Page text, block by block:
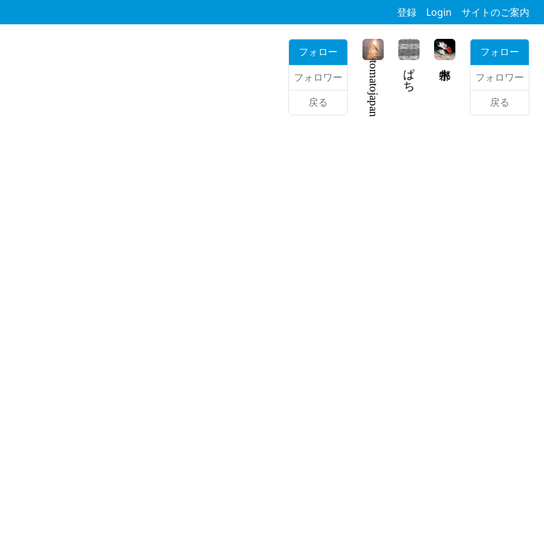
登録 Login サイトのご案内
フォロー
フォロワー
戻る
ぱち
tomatojapan
フォロー
フォロワー
戻る